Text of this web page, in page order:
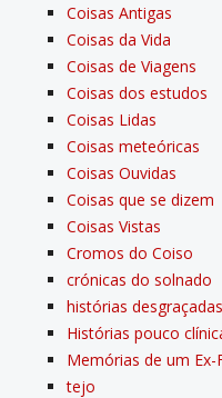
Coisas Antigas
Coisas da Vida
Coisas de Viagens
Coisas dos estudos
Coisas Lidas
Coisas meteóricas
Coisas Ouvidas
Coisas que se dizem
Coisas Vistas
Cromos do Coiso
crónicas do solnado
histórias desgraçadas
Histórias pouco
Memórias de um Ex-
tejo